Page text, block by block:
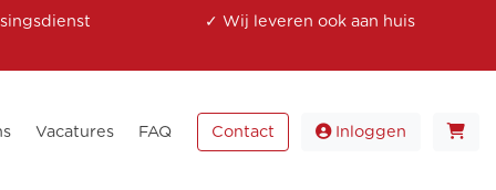
✓ Wij leveren ook aan huis
Vacatures FAQ Contact Inloggen